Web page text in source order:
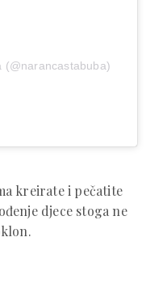
(@narancastabuba)
kreirate i pečatite
djece stoga ne